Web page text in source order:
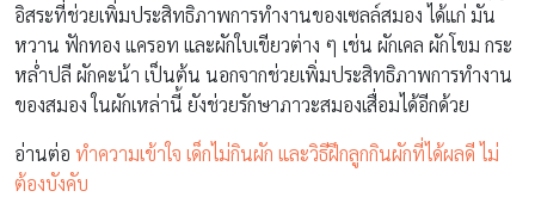
อิสระที่ช่วยเพิ่มประสิทธิภาพการทำงานของเซลล์สมอง ได้แก่ มัน
หวาน ฟักทอง แครอท และผักใบเขียวต่าง ๆ เช่น ผักเคล ผักโขม กระ
หล่ำปลี ผักคะน้า เป็นต้น นอกจากช่วยเพิ่มประสิทธิภาพการทำงาน
ของสมอง ในผักเหล่านี้ ยังช่วยรักษาภาวะสมองเสื่อมได้อีกด้วย
อ่านต่อ ทำความเข้าใจ เด็กไม่กินผัก และวิธีฝึกลูกกินผักที่ได้ผลดี ไม่
ต้องบังคับ